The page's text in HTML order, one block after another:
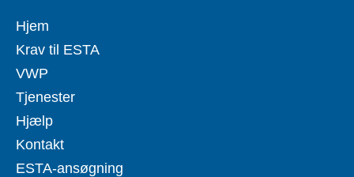
Hjem
Krav til ESTA
VWP
Tjenester
Hjælp
Kontakt
ESTA-ansøgning